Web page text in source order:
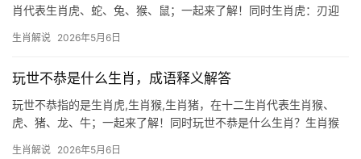
肖代表生肖虎、蛇、兔、猴、鼠；一起来了解！同时生肖虎：刃迎
喻机敏果决的个性，在十二生肖中，唯有生肖虎兼具魄力与智慧，
生肖解说 2026年5月6日
玩世不恭是什么生肖，成语释义解答
玩世不恭指的是生肖虎,生肖猴,生肖猪，在十二生肖代表生肖猴、
虎、猪、龙、牛；一起来了解！同时玩世不恭是什么生肖？生肖猴
生肖解说 2026年5月6日